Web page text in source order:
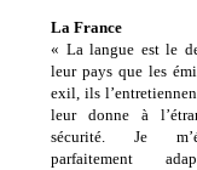
La France
« La langue est le
leur pays que les
exil, ils
leur donne à
sécurité. Je
parfaitement